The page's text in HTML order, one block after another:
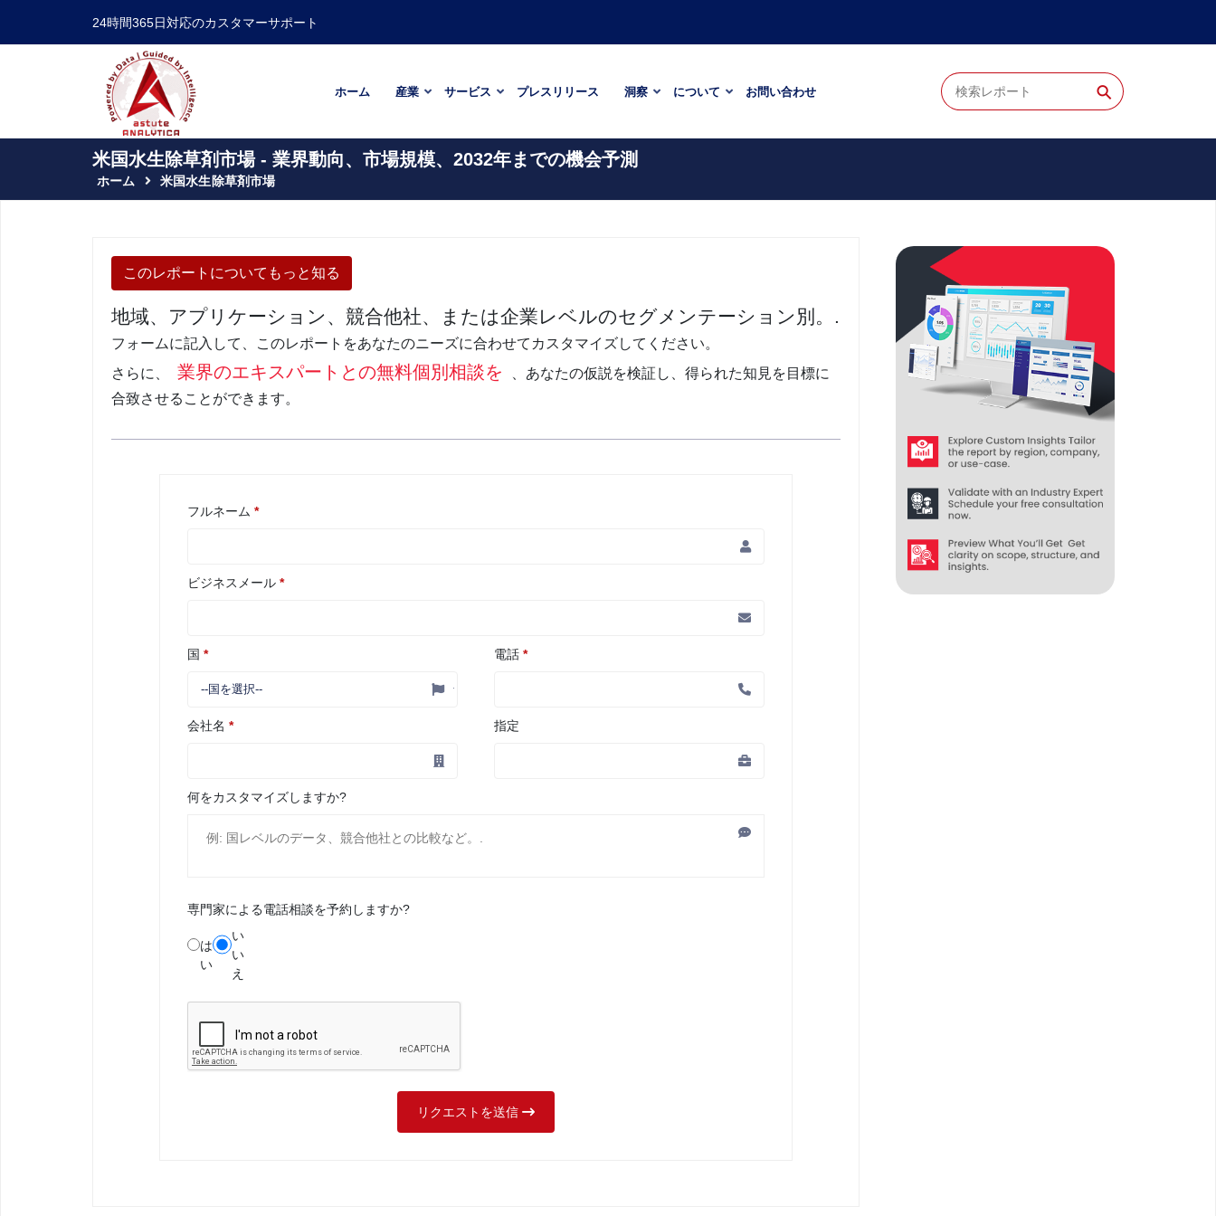
24時間365日対応のカスタマーサポート
ホーム 産業 サービス プレスリリース 洞察 について お問い合わせ ⚲
米国水生除草剤市場 - 業界動向、市場規模、2032年までの機会予測
ホーム 米国水生除草剤市場
このレポートについてもっと知る
地域、アプリケーション、競合他社、または企業レベルのセグメンテーション別。.
フォームに記入して、このレポートをあなたのニーズに合わせてカスタマイズしてください。
さらに、
業界のエキスパートとの無料個別相談を
、あなたの仮説を検証し、得られた知見を目標に
合致させることができます。
フルネーム *
ビジネスメール *
国 * 電話 *
会社名 * 指定
何をカスタマイズしますか?
専門家による電話相談を予約しますか?
は
い
い
い
え
リクエストを送信